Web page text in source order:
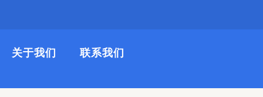
关于我们 联系我们